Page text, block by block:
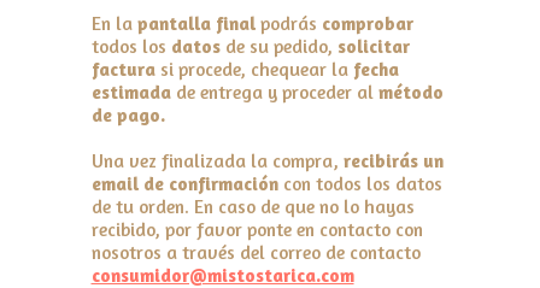
En la pantalla finalpodrás comprobar
todos los datosde su pedido, solicitar
facturasi procede, chequear la fecha
estimadade entrega y proceder al método
de pago.
Una vez finalizada la compra, recibirás un
email de confirmacióncon todos los datos
de tu orden. En caso de que no lo hayas
recibido, por favor ponte en contacto con
nosotros a través del correo de contacto
consumidor@mistostarica.com